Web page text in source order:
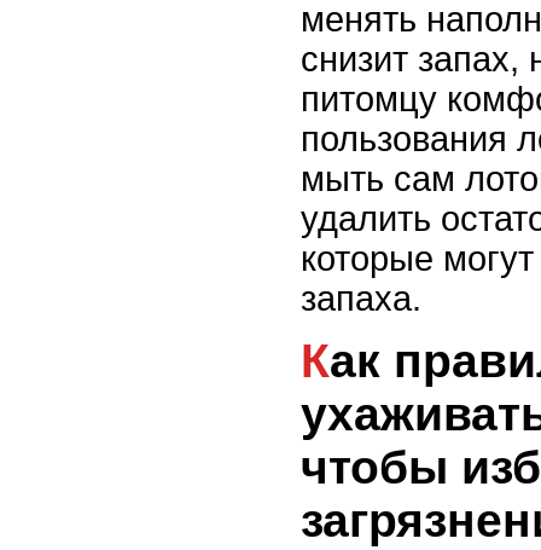
менять
снизит запах,
питомцу
пользования
мыть сам
удалить
которые
запаха.
Как правильно
чтобы